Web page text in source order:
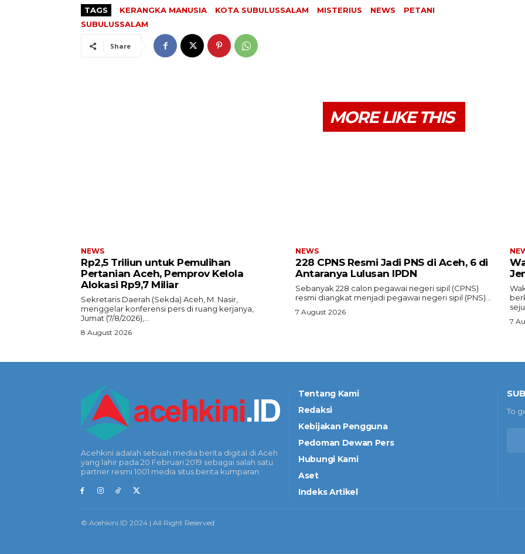
TAGS KERANGKA MANUSIA KOTA SUBULUSSALAM MISTERIUS NEWS
PETANI
SUBULUSSALAM
Share
MORE LIKE THIS
NEWS
Rp2,5 Triliun untuk Pemulihan
Pertanian Aceh, Pemprov Kelola
Alokasi Rp9,7 Miliar
‎Sekretaris Daerah (Sekda) Aceh, M. Nasir,
menggelar konferensi pers di ruang kerjanya,
Jumat (7/8/2026),...
8 August 2026
NEWS
228 CPNS Resmi Jadi PNS di Aceh, 6 di
Antaranya Lulusan IPDN
Sebanyak 228 calon pegawai negeri sipil (CPNS)
resmi diangkat menjadi pegawai negeri sipil (PNS)...
7 August 2026
7
Acehkini adalah sebuah media berita digital di Aceh
yang lahir pada 20 Februari 2019 sebagai salah satu
partner resmi 1001 media situs berita kumparan.
Tentang Kami
Redaksi
Kebijakan Pengguna
Pedoman Dewan Pers
Hubungi Kami
Aset
Indeks Artikel
To
© Acehkini.ID 2024 | All Right Reserved